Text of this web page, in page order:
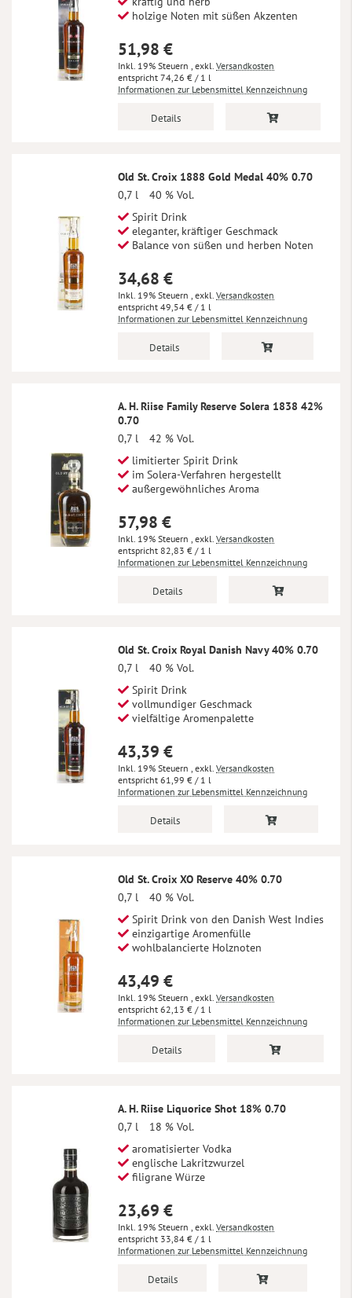
holzige Noten mit süßen Akzenten
51,98 €
Inkl. 19% Steuern , exkl. Versandkosten
74,26 € / 1 l
Informationen zur Lebensmittel Kennzeichnung
Details
Old St. Croix 1888 Gold Medal 40% 0.70
0,7 l
40 % Vol.
Spirit Drink
eleganter, kräftiger Geschmack
Balance von süßen und herben Noten
34,68 €
Inkl. 19% Steuern , exkl. Versandkosten
49,54 € / 1 l
Informationen zur Lebensmittel Kennzeichnung
Details
A. H. Riise Family Reserve Solera 1838 42%
0.70
0,7 l
42 % Vol.
limitierter Spirit Drink
im Solera-Verfahren hergestellt
außergewöhnliches Aroma
57,98 €
Inkl. 19% Steuern , exkl. Versandkosten
82,83 € / 1 l
Informationen zur Lebensmittel Kennzeichnung
Details
Old St. Croix Royal Danish Navy 40% 0.70
0,7 l
40 % Vol.
Spirit Drink
vollmundiger Geschmack
vielfältige Aromenpalette
43,39 €
Inkl. 19% Steuern , exkl. Versandkosten
61,99 € / 1 l
Informationen zur Lebensmittel Kennzeichnung
Details
Old St. Croix XO Reserve 40% 0.70
0,7 l
40 % Vol.
Spirit Drink von den Danish West Indies
einzigartige Aromenfülle
wohlbalancierte Holznoten
43,49 €
Inkl. 19% Steuern , exkl. Versandkosten
62,13 € / 1 l
Informationen zur Lebensmittel Kennzeichnung
Details
A. H. Riise Liquorice Shot 18% 0.70
0,7 l
18 % Vol.
aromatisierter Vodka
englische Lakritzwurzel
filigrane Würze
23,69 €
Inkl. 19% Steuern , exkl. Versandkosten
33,84 € / 1 l
Informationen zur Lebensmittel Kennzeichnung
Details